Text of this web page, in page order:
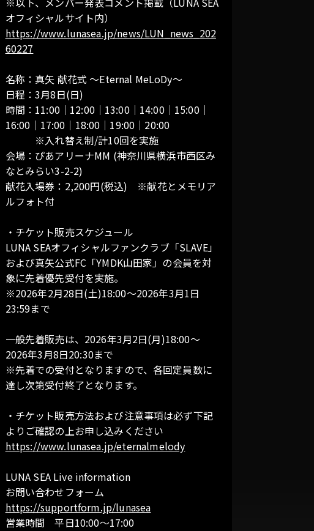
LETTER
BIOGRAPHY
DISCOGRAPHY
オフィシャルサイト内）
https://www.lunasea.jp/news/LUN_news_202
60227
名称：真矢 献花式 〜Eternal MeLoDy〜
日程：3月8日(日)
時間：11:00｜12:00｜13:00｜14:00｜15:00｜
16:00｜17:00｜18:00｜19:00｜20:00
※入れ替え制/計10回を実施
会場：ぴあアリーナMM (神奈川県横浜市西区み
なとみらい3-2-2)
献花入場券：2,200円(税込) ※献花とメモリア
ルフォト付
・チケット販売スケジュール
LUNA SEAオフィシャルファンクラブ「SLAVE」
および真矢公式FC「YMDK山田家」の会員を対
象に先着優先受付を実施。
※2026年2月28日(土)18:00〜2026年3月1日
23:59まで
一般先着販売は、2026年3月2日(月)18:00～
2026年3月8日20:30まで
※先着での受付となりますので、各回定員数に
達し次第受付終了となります。
・チケット販売方法および注意事項は必ず下記
よりご確認の上お申し込みください
https://www.lunasea.jp/eternalmelody
LUNA SEA Live information
お問い合わせフォーム
https://supportform.jp/lunasea
営業時間 平日10:00～17:00